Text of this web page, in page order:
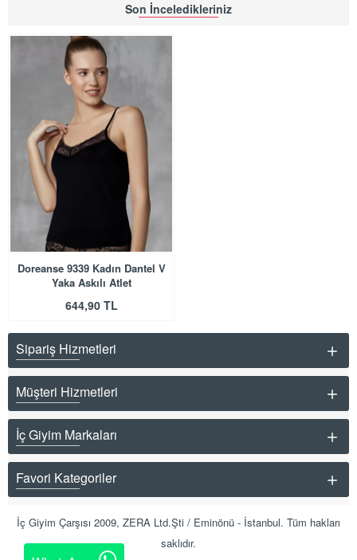
Son İnceledikleriniz
Doreanse 9339 Kadın Dantel V
Yaka Askılı Atlet
644,90 TL
Sipariş Hizmetleri
Müşteri Hizmetleri
İç Giyim Markaları
Favori Kategoriler
İç Giyim Çarşısı 2009, ZERA Ltd.Şti / Eminönü - İstanbul. Tüm hakları
saklıdır.